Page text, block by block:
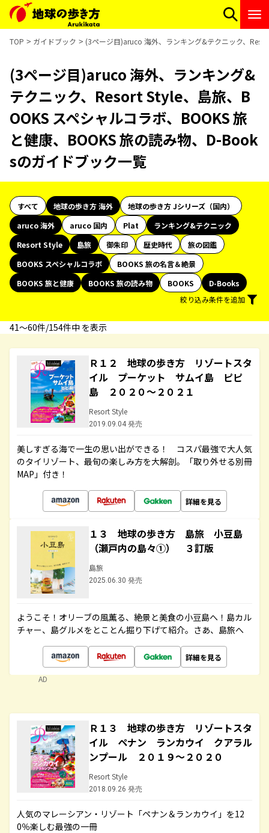
TOP ガイドブック (3ページ目)aruco 海外、ランキング&テクニック、
(3ページ目)aruco 海外、ランキング&
テクニック、Resort Style、島旅、B
OOKS スペシャルコラボ、BOOKS 旅
と健康、BOOKS 旅の読み物、D-Book
sのガイドブック一覧
すべて 地球の歩き方 海外
地球の歩き方 Jシリーズ（国内）
aruco 海外
aruco 国内 Plat
ランキング&テクニック
Resort Style
島旅 御朱印 歴史時代
旅の図鑑
BOOKS スペシャルコラボ
BOOKS 旅の名言＆絶景
BOOKS 旅と健康
BOOKS 旅の読み物 BOOKS
D-Books
絞り込み条件を追加
41〜60件/154件中 を表示
Ｒ１２ 地球の歩き方 リゾートスタ
イル プーケット サムイ島 ピピ
島 ２０２０～２０２１
Resort Style
2019.09.04 発売
美しすぎる海で一生の思い出ができる！ コスパ最強で大人気
のタイリゾート、最旬の楽しみ方を大解剖。「取り外せる別冊
MAP」付き！
詳細を見る
１３ 地球の歩き方 島旅 小豆島
（瀬戸内の島々①） ３訂版
島旅
2025.06.30 発売
ようこそ！オリーブの風薫る、絶景と美食の小豆島へ！島カル
チャー、島グルメをとことん掘り下げて紹介。さあ、島旅へ
詳細を見る
AD
Ｒ１３ 地球の歩き方 リゾートスタ
イル ペナン ランカウイ クアラル
ンプール ２０１９～２０２０
Resort Style
2018.09.26 発売
人気のマレーシアン・リゾート「ペナン＆ランカウイ」を12
0％楽しむ最強の一冊